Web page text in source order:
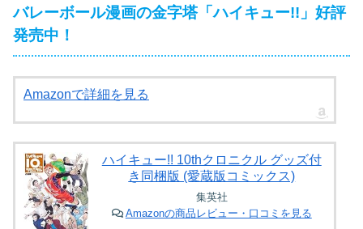
バレーボール漫画の金字塔「ハイキュー!!」好評
発売中！
Amazonで詳細を見る
ハイキュー!! 10thクロニクル グッズ付
き同梱版 (愛蔵版コミックス)
集英社
Amazonの商品レビュー・口コミを見る